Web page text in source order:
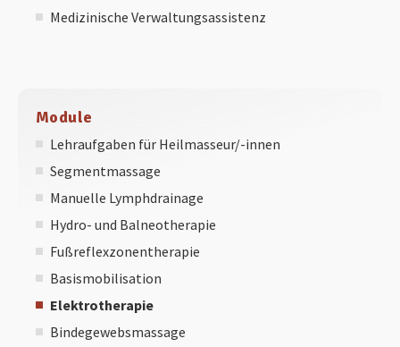
Medizinische Verwaltungsassistenz
Module
Lehraufgaben für Heilmasseur/-innen
Segmentmassage
Manuelle Lymphdrainage
Hydro- und Balneotherapie
Fußreflexzonentherapie
Basismobilisation
Elektrotherapie
Bindegewebsmassage